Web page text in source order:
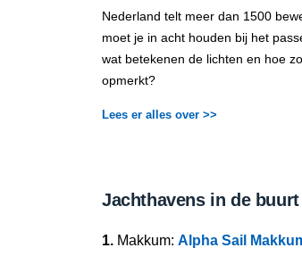
Nederland telt meer dan 1500
moet je in acht houden bij het
wat betekenen de lichten en hoe
opmerkt?
Lees er alles over >>
Jachthavens in de buurt
1. Makkum: Alpha Sail